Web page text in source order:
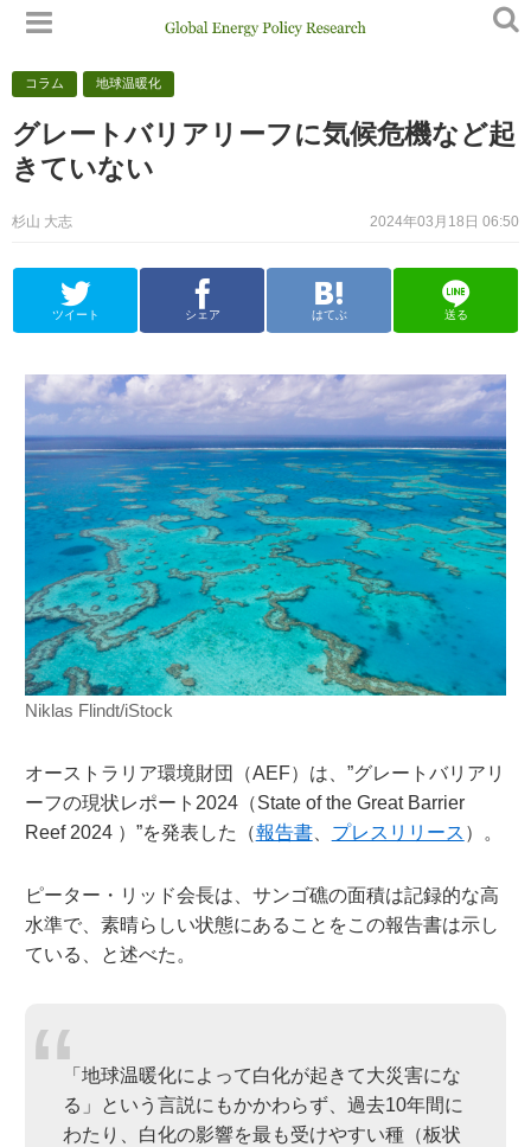
コラム 地球温暖化
グレートバリアリーフに気候危機など起
きていない
2024年03月18日 06:50
杉山 大志
ツイート シェア はてぶ 送る
Niklas Flindt/iStock
オーストラリア環境財団（AEF）は、”グレートバリアリ
ーフの現状レポート2024（State of the Great Barrier
Reef 2024 ）”を発表した（報告書、 プレスリリース ）。
ピーター・リッド会長は、サンゴ礁の面積は記録的な高
水準で、素晴らしい状態にあることをこの報告書は示し
ている、と述べた。
「地球温暖化によって白化が起きて大災害にな
る」という言説にもかかわらず、過去10年間に
わたり、白化の影響を最も受けやすい種（板状